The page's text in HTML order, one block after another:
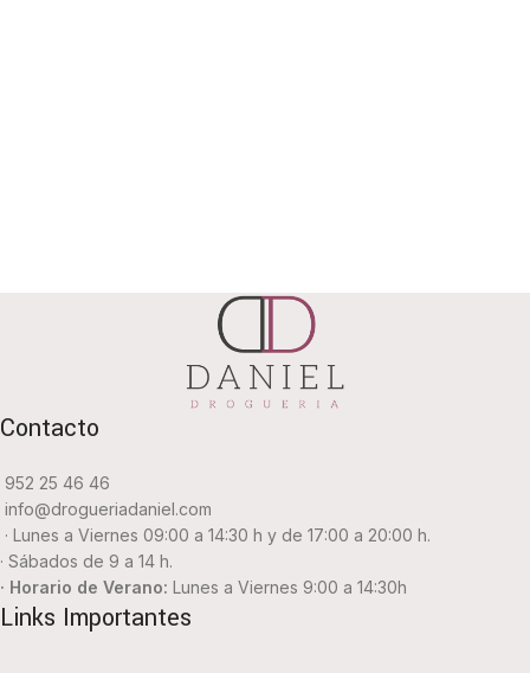
Contacto
952 25 46 46
info@drogueriadaniel.com
· Lunes a Viernes 09:00 a 14:30 h y de 17:00 a 20:00 h.
· Sábados de 9 a 14 h.
· Horario de Verano: Lunes a Viernes 9:00 a 14:30h
Links Importantes